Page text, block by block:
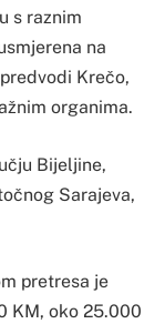
s raznim
na
Krečo,
organima.
Bijeljine,
Sarajeva,
pretresa je
KM, oko 25.000